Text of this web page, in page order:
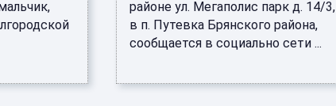
районе ул. Мегаполис парк д. 14/3,
в п. Путевка Брянского района,
сообщается в социально сети ...